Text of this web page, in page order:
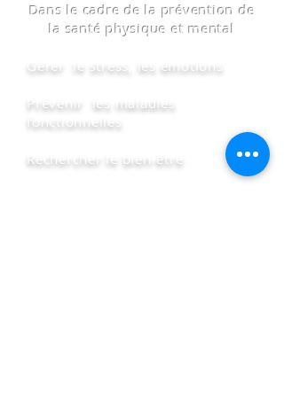
Dans le cadre de la prévention de
la santé physique et mental
Gérer le stress, les émotions
Prévenir les maladies
fonctionnelles
Rechercher le bien-être